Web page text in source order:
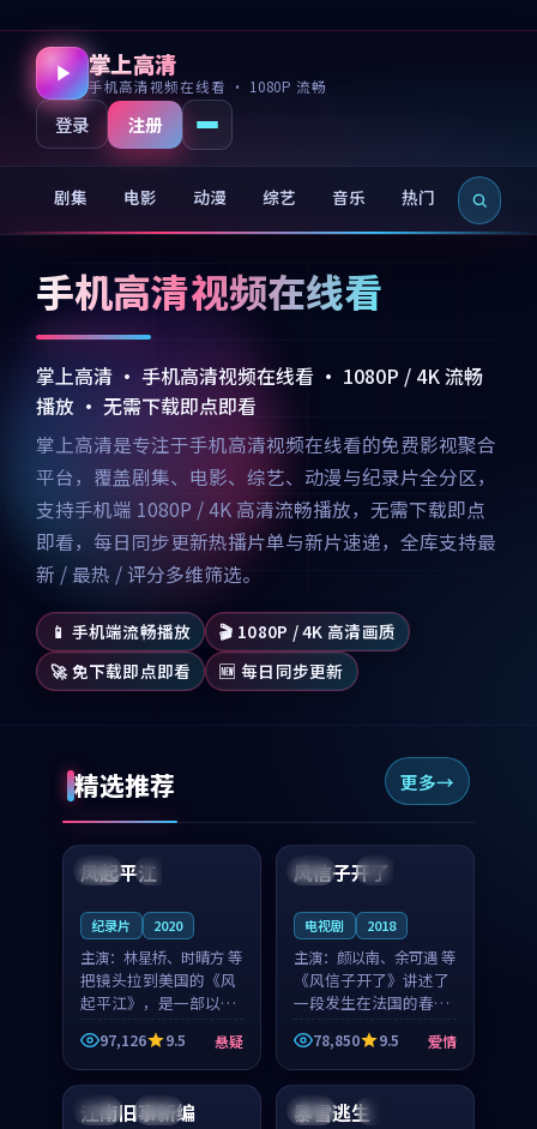
掌上高清
手机高清视频在线看 · 1080P 流畅
登录 注册
剧集 电影 动漫 综艺 音乐 热门 新片
手机高清视频在线看
掌上高清 · 手机高清视频在线看 · 1080P / 4K 流畅
播放 · 无需下载即点即看
掌上高清是专注于手机高清视频在线看的免费影视聚合
平台，覆盖剧集、电影、综艺、动漫与纪录片全分区，
支持手机端 1080P / 4K 高清流畅播放，无需下载即点
即看，每日同步更新热播片单与新片速递，全库支持最
新 / 最热 / 评分多维筛选。
📱 手机端流畅播放
🎬 1080P / 4K 高清画质
🚀 免下载即点即看
🆕 每日同步更新
精选推荐 更多
美国 完结
99:07
风起平江
纪录片 2020
主演： 林星桥、时晴方 等
把镜头拉到美国的《风
起平江》，是一部以时
光记忆为底色的悬疑作
品。林星桥和时晴方贡
献了2020年颇受关注的
合作演出，影片在情感
层次与现实质感之间
97,126 9.5 悬疑
法国 4K
99:21
风信子开了
电视剧 2018
主演： 颜以南、余可遇 等
《风信子开了》讲述了
一段发生在法国的春日
漫步故事。颜以南饰演
的主角与余可遇的角色
因一场意外卷入更深的
纠葛，爱情元素贯穿始
终，节奏稳健而富有张
78,850 9.5 爱情
日本 院线
江南旧事新编 中国 4K
暴雪逃生